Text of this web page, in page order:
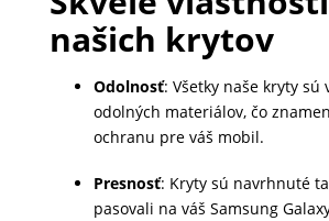
POPSOCKETY
PRÍSLUŠENSTVO
našich krytov
Odolnosť: Všetky naše kryty sú
odolných materiálov, čo
ochranu pre váš mobil.
Presnosť: Kryty sú navrhnuté
pasovali na váš Samsung